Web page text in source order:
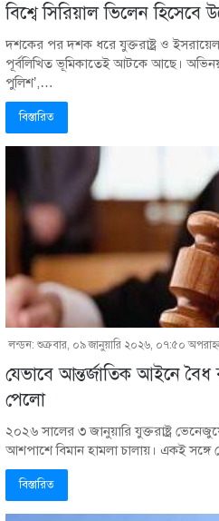
বিশ্বে সিরিয়াল ভিলেন হিসেবে
দশকের পর দশক ধরে যুক্তরাষ্ট্র ও ইসরায়েল
পূর্বলিখিত ভূমিকাতেই আটকে আছে।
পুলিশ’,…
বিস্তারিত
লন্ডন: শুক্রবার, ০৯ জানুয়ারি ২০২৬, ০৭:৫০ অপরাহ্ণ
যেভাবে আন্তর্জাতিক আইনে বৈধ
পেলো
২০২৬ সালের ৩ জানুয়ারি যুক্তরাষ্ট্র
আশপাশে বিমান হামলা চালায়। একই সঙ্গে
বিস্তারিত